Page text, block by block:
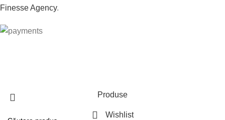
Finesse Agency.
Produse
Wishlist